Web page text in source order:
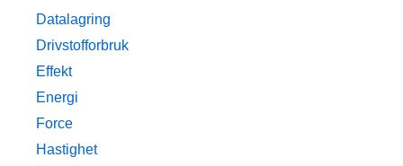
Datalagring
Drivstofforbruk
Effekt
Energi
Force
Hastighet